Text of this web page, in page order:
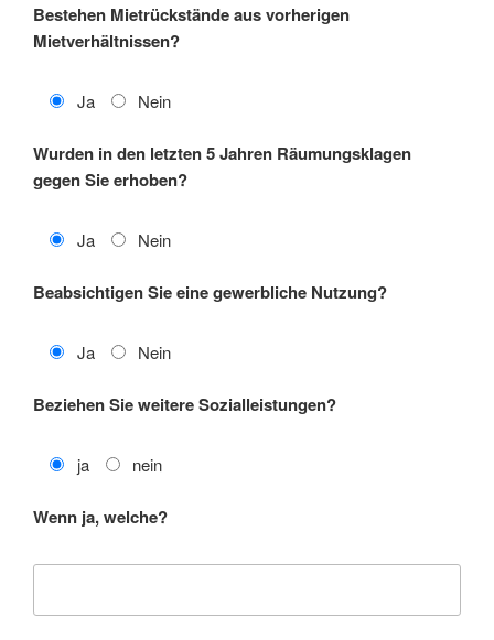
Bestehen Mietrückstände aus vorherigen
Mietverhältnissen?
Ja Nein
Wurden in den letzten 5 Jahren Räumungsklagen
gegen Sie erhoben?
Ja Nein
Beabsichtigen Sie eine gewerbliche Nutzung?
Ja Nein
Beziehen Sie weitere Sozialleistungen?
ja nein
Wenn ja, welche?